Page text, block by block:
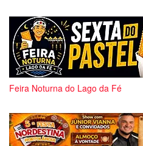
Feira Noturna do Lago da Fé